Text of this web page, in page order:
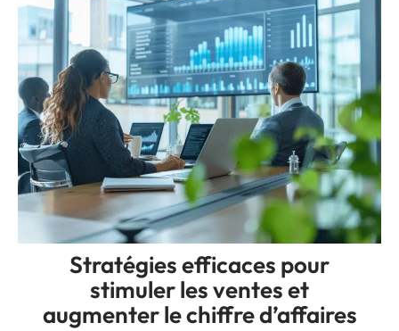
Stratégies efficaces pour
stimuler les ventes et
augmenter le chiffre d’affaires